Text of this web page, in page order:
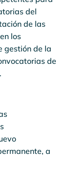
del
de las
los
gestión de la
de
a